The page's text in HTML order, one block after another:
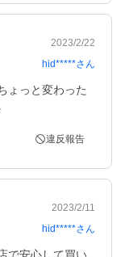
2023/2/22
hid*****さん
ょっと変わった
違反報告
2023/2/11
hid*****さん